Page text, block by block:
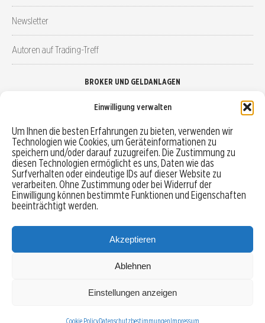
Einwilligung verwalten
Um Ihnen die besten Erfahrungen zu bieten, verwenden wir
Technologien wie Cookies, um Geräteinformationen zu
speichern und/oder darauf zuzugreifen. Die Zustimmung zu
diesen Technologien ermöglicht es uns, Daten wie das
Surfverhalten oder eindeutige IDs auf dieser Website zu
verarbeiten. Ohne Zustimmung oder bei Widerruf der
Einwilligung können bestimmte Funktionen und Eigenschaften
beeinträchtigt werden.
Akzeptieren
Ablehnen
Einstellungen anzeigen
Cookie PolicyDatenschutzbestimmungenImpressum
Newsletter
Autoren auf Trading-Treff
BROKER UND GELDANLAGEN
Robo-Advisor vergleichen
Depotvergleich
Festgeld vergleichen
Tagesgeld vergleichen